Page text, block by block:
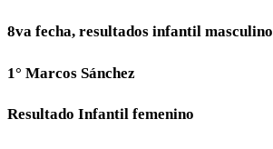
8va fecha, resultados infantil masculino
1° Marcos Sánchez
Resultado Infantil femenino